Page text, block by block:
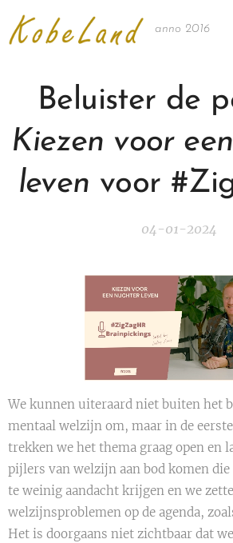
anno 2016
Beluister de
Kiezen voor
leven voor
04-01-2024
We kunnen uiteraard niet buiten het
mentaal welzijn om, maar in de
trekken we het thema graag open en
pijlers van welzijn aan bod komen die
te weinig aandacht krijgen en we
welzijnsproblemen op de agenda,
Het is doorgaans niet zichtbaar dat